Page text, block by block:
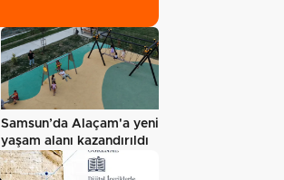
Samsun’da Alaçam'a yeni
yaşam alanı kazandırıldı